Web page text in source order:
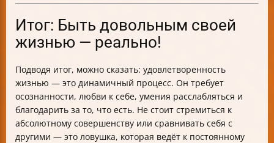
Итог: Быть довольным своей
жизнью — реально!
Подводя итог, можно сказать: удовлетворенность
жизнью — это динамичный процесс. Он требует
осознанности, любви к себе, умения расслабляться и
благодарить за то, что есть. Не стоит стремиться к
абсолютному совершенству или сравнивать себя с
другими — это ловушка, которая ведёт к постоянному